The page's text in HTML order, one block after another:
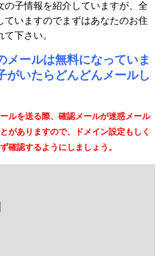
の子情報を紹介していますが、全
ていますのでまずはあなたのお住
下さい。
メールは無料になっていま
がいたらどんどんメールし
ルを送る際、確認メールが迷惑メール
がありますので、ドメイン設定もしく
確認するようにしましょう。